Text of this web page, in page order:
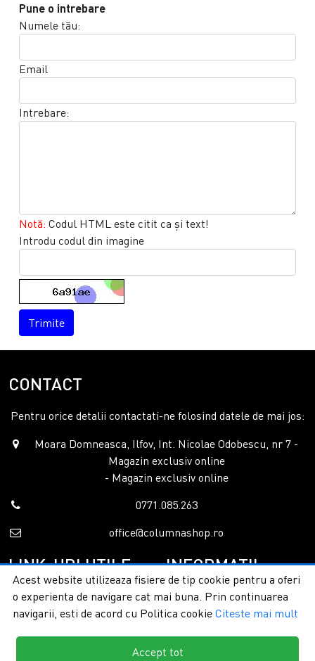
Pune o intrebare
Numele tău:
Email
Intrebare:
Notă: Codul HTML este citit ca şi text!
Introdu codul din imagine
Trimite
CONTACT
Pentru orice detalii contactati-ne folosind datele de mai jos:
Moara Domneasca, Ilfov, Int. Nicolae Odobescu, nr 7 -
Magazin exclusiv online
- Magazin exclusiv online
0771.085.263
office@columnashop.ro
LINK-URI UTILE
Acasa
Despre noi
INFORMATII
Garantie si service
Detalii livrare
Termeni si conditii
Acest website utilizeaza fisiere de tip cookie pentru a oferi
o experienta de navigare cat mai buna. Prin continuarea
navigarii, esti de acord cu Politica cookie Citeste mai mult
Accept tot